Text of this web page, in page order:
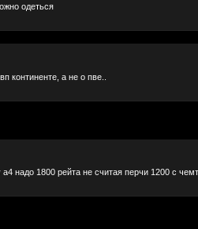
одеться
континенте, а не о пве..
надо 1800 рейта не считая перчи 1200 с